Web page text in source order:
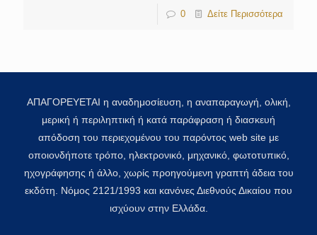
0 Δείτε Περισσότερα
ΑΠΑΓΟΡΕΥΕΤΑΙ η αναδημοσίευση, η αναπαραγωγή, ολική,
μερική ή περιληπτική ή κατά παράφραση ή διασκευή
απόδοση του περιεχομένου του παρόντος web site με
οποιονδήποτε τρόπο, ηλεκτρονικό, μηχανικό, φωτοτυπικό,
ηχογράφησης ή άλλο, χωρίς προηγούμενη γραπτή άδεια του
εκδότη. Νόμος 2121/1993 και κανόνες Διεθνούς Δικαίου που
ισχύουν στην Ελλάδα.